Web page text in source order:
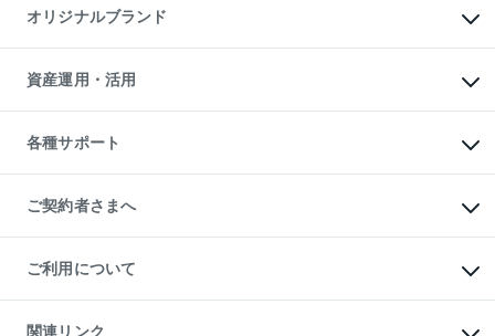
アパート経営
収益物件
ビル購入（ビル一棟）
投資用不動産の売却査定
事業用不動産の売却査定
マンションライブラリー
人気マンションランキング
暮らしに役立つ不動産メディア
不動産相場・不動産価格情報
不動産コラム・ニュース
不動産用語集
不動産なんでもネット相談室
住まいの税金
オリジナルブランド
一棟リノベーションマンション
L`GENTE（ルジェンテ）
区分リノベーションマンション
投資用一棟レジデンスWELL
不動産小口投資
LEGACIA（レガシア）
資産運用・活用
不動産M&A
アセットマネジメント・出資
各種サポート
相続サポート
リフォームサポート
ご契約者さまへ
ご紹介・再契約特典
入居者様専用-各種ご案内（賃貸）
東急こすもす会「こすもすWeb」
ご利用について
金融商品取引について
関連リンク